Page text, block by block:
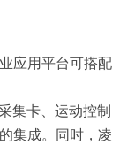
应用平台可搭配
集卡、运动控制
集成。同时，凌